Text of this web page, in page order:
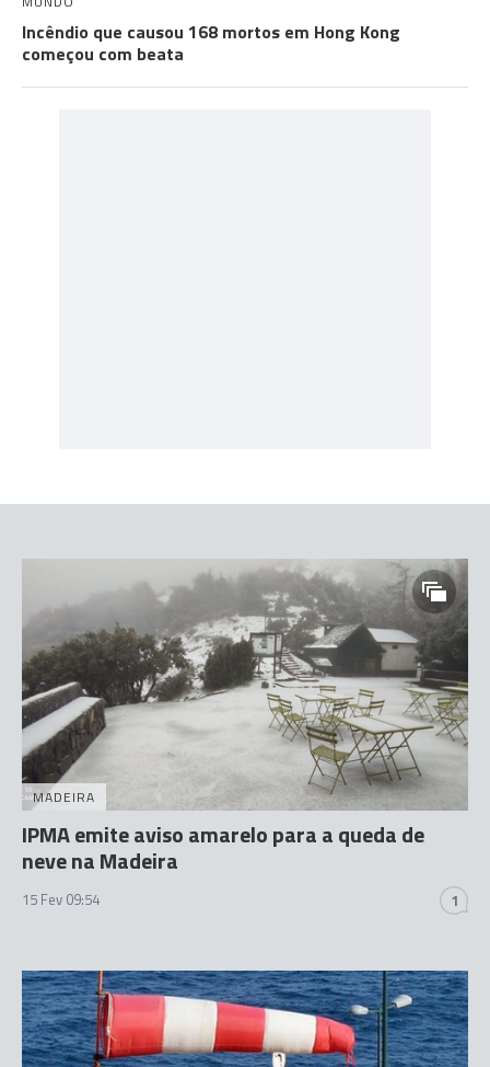
Incêndio que causou 168 mortos em Hong Kong
começou com beata
MADEIRA
IPMA emite aviso amarelo para a queda de
neve na Madeira
15 Fev 09:54 1